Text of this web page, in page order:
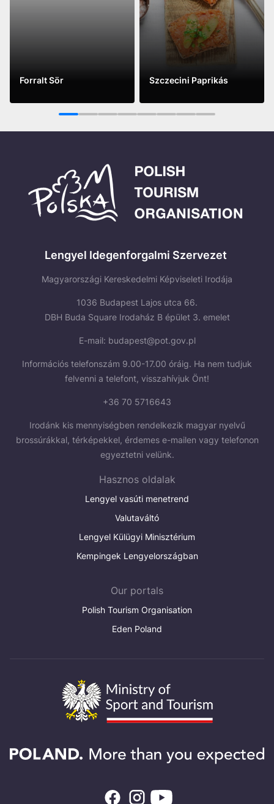
Forralt Sör
See more
Szczecini Paprikás
See more
1 2 3 4 5 6 7 8
Lengyel Idegenforgalmi Szervezet
Magyarországi Kereskedelmi Képviseleti Irodája
1036 Budapest Lajos utca 66.
DBH Buda Square Irodaház B épület 3. emelet
E-mail: budapest@pot.gov.pl
Információs telefonszám 9.00-17.00 óráig. Ha nem tudjuk
felvenni a telefont, visszahívjuk Önt!
+36 70 5716643
Irodánk kis mennyiségben rendelkezik magyar nyelvű
brossúrákkal, térképekkel, érdemes e-mailen vagy telefonon
egyeztetni velünk.
Hasznos oldalak
Lengyel vasúti menetrend
Valutaváltó
Lengyel Külügyi Minisztérium
Kempingek Lengyelországban
Our portals
Polish Tourism Organisation
Eden Poland